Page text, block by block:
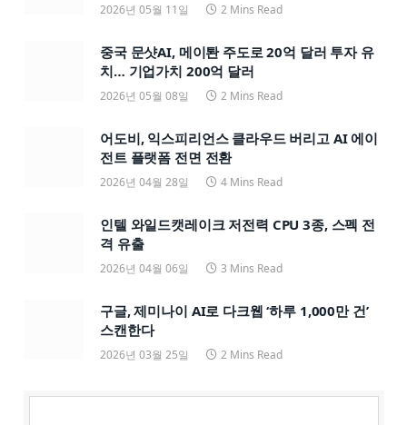
2026년 05월 11일 2 Mins Read
중국 문샷AI, 메이퇀 주도로 20억 달러 투자 유
치… 기업가치 200억 달러
2026년 05월 08일 2 Mins Read
어도비, 익스피리언스 클라우드 버리고 AI 에이
전트 플랫폼 전면 전환
2026년 04월 28일 4 Mins Read
인텔 와일드캣레이크 저전력 CPU 3종, 스펙 전
격 유출
2026년 04월 06일 3 Mins Read
구글, 제미나이 AI로 다크웹 ‘하루 1,000만 건’
스캔한다
2026년 03월 25일 2 Mins Read